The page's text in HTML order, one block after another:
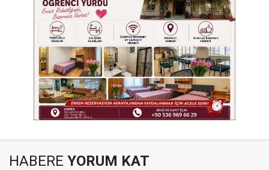
HABERE YORUM KAT